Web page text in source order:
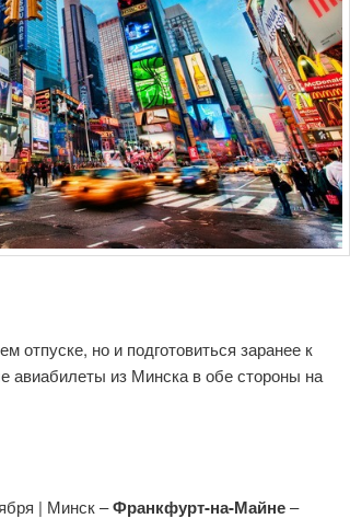
отпуске, но и подготовиться заранее к
авиабилеты из Минска в обе стороны на
| Минск –Франкфурт-на-Майне–